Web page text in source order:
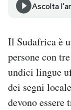
CALENDARIO
AREA
Area
Newsletter
Ascolta
Il Sudafrica è
persone con
undici lingue
dei segni
devono essere